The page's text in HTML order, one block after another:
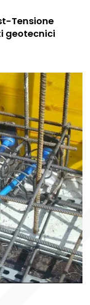
Tensione
geotecnici